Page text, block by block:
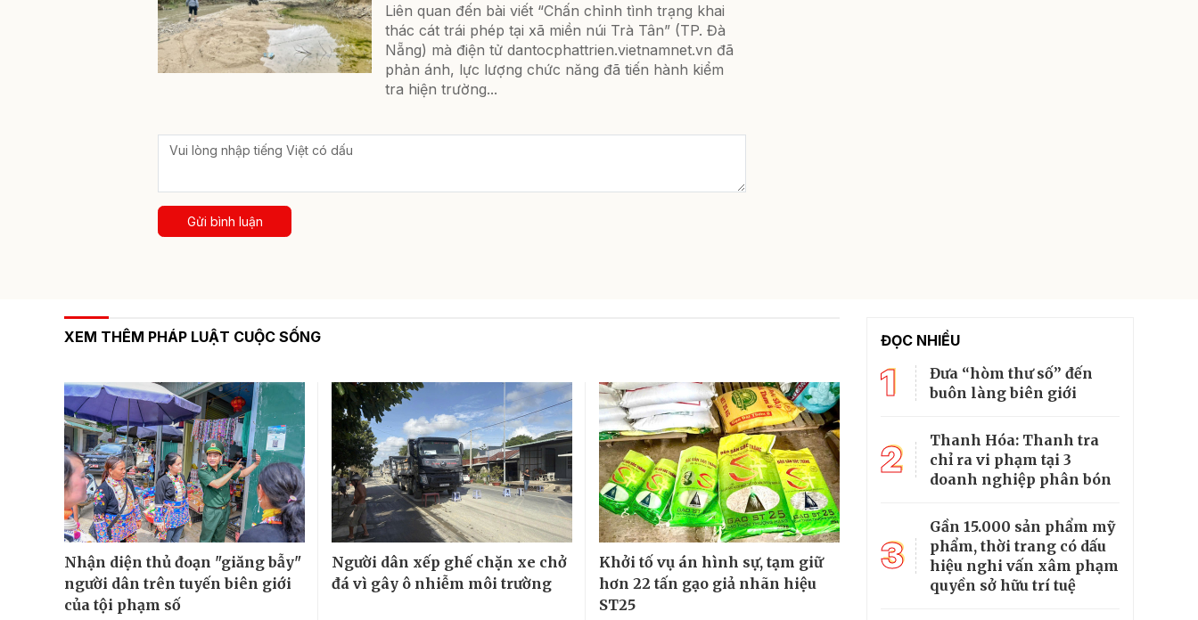
Liên quan đến bài viết “Chấn chỉnh tình trạng khai
thác cát trái phép tại xã miền núi Trà Tân” (TP. Đà
Nẵng) mà điện tử dantocphattrien.vietnamnet.vn đã
phản ánh, lực lượng chức năng đã tiến hành kiểm
tra hiện trường...
Gửi bình luận
XEM THÊM PHÁP LUẬT CUỘC SỐNG
Nhận diện thủ đoạn "giăng bẫy"
người dân trên tuyến biên giới
của tội phạm số
Người dân xếp ghế chặn xe chở
đá vì gây ô nhiễm môi trường
Khởi tố vụ án hình sự, tạm giữ
hơn 22 tấn gạo giả nhãn hiệu
ST25
ĐỌC NHIỀU
1
Đưa “hòm thư số” đến
buôn làng biên giới
2
Thanh Hóa: Thanh tra
chỉ ra vi phạm tại 3
doanh nghiệp phân bón
3
Gần 15.000 sản phẩm mỹ
phẩm, thời trang có dấu
hiệu nghi vấn xâm phạm
quyền sở hữu trí tuệ